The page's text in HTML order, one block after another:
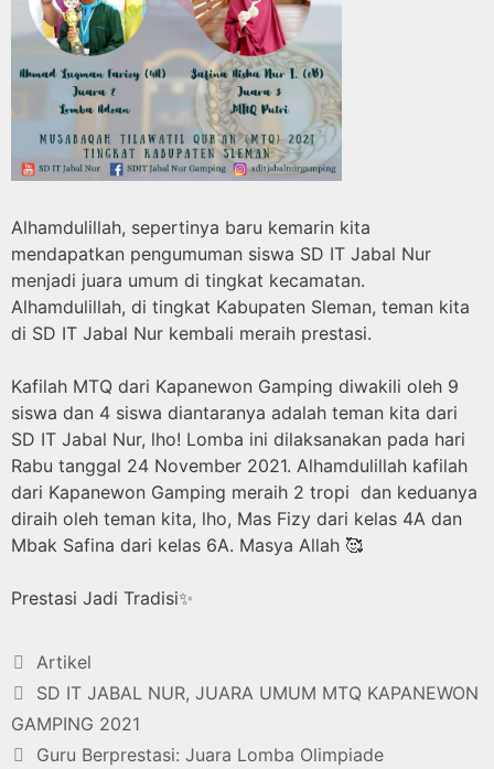
Alhamdulillah, sepertinya baru kemarin kita
mendapatkan pengumuman siswa SD IT Jabal Nur
menjadi juara umum di tingkat kecamatan.
Alhamdulillah, di tingkat Kabupaten Sleman, teman kita
di SD IT Jabal Nur kembali meraih prestasi.
Kafilah MTQ dari Kapanewon Gamping diwakili oleh 9
siswa dan 4 siswa diantaranya adalah teman kita dari
SD IT Jabal Nur, lho! Lomba ini dilaksanakan pada hari
Rabu tanggal 24 November 2021. Alhamdulillah kafilah
dari Kapanewon Gamping meraih 2 tropi dan keduanya
diraih oleh teman kita, lho, Mas Fizy dari kelas 4A dan
Mbak Safina dari kelas 6A. Masya Allah 🥰
Prestasi Jadi Tradisi✨
Artikel
SD IT JABAL NUR, JUARA UMUM MTQ KAPANEWON
GAMPING 2021
Guru Berprestasi: Juara Lomba Olimpiade